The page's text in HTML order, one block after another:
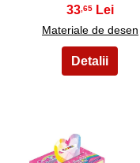
33 ,65
Materiale de desen